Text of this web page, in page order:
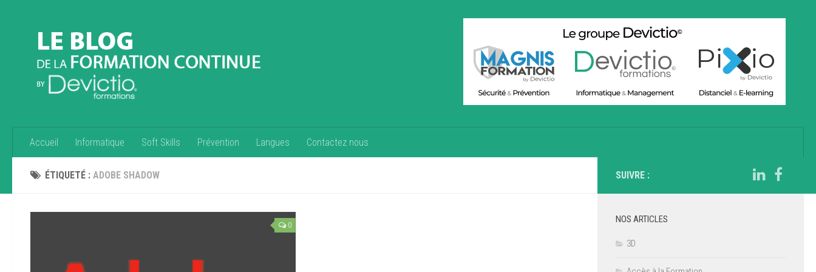
Accueil Informatique Soft Skills Prévention Langues Contactez nous
ÉTIQUETÉ : ADOBE SHADOW
0
SUIVRE :
NOS ARTICLES
3D